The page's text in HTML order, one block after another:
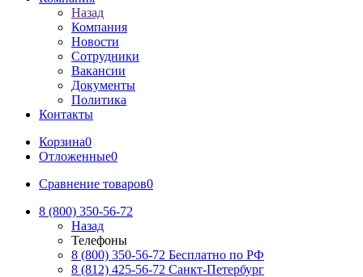
Назад
Компания
Новости
Сотрудники
Вакансии
Документы
Политика
Контакты
Корзина0
Отложенные0
Сравнение товаров0
8 (800) 350-56-72
Назад
Телефоны
8 (800) 350-56-72 Бесплатно по РФ
8 (812) 425-56-72 Санкт-Петербург